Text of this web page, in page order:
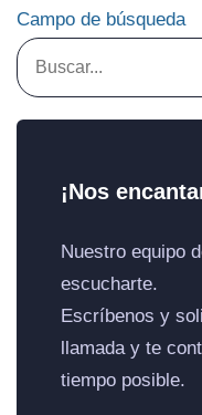
Campo de búsqueda
¡Nos
Nuestro equipo
escucharte.
Escríbenos y
llamada y te
tiempo posible.